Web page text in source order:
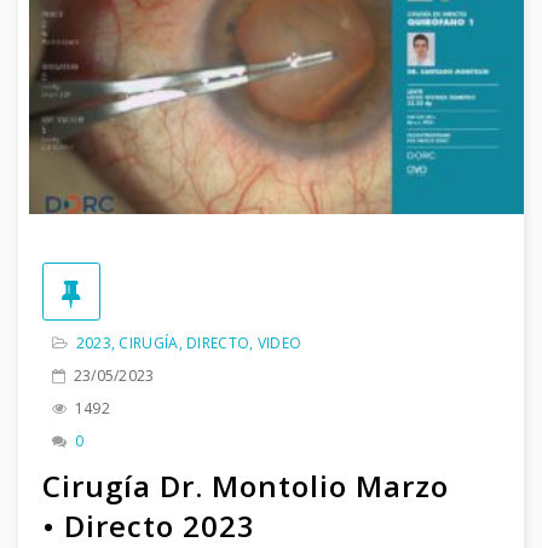
2023, CIRUGÍA,DIRECTO, VIDEO
23/05/2023
1492
0
Cirugía Dr. Montolio Marzo
• Directo 2023